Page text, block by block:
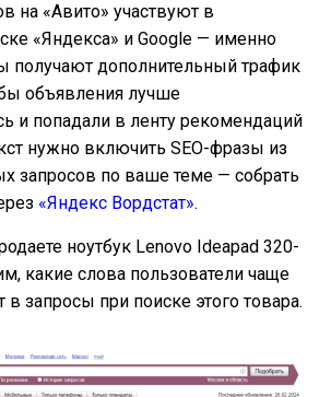
на «Авито» участвуют в
«Яндекса» и Google — именно
получают дополнительный трафик
объявления лучше
и попадали в ленту рекомендаций
нужно включить SEO-фразы из
запросов по ваше теме — собрать
«Яндекс Вордстат».
ноутбук Lenovo Ideapad 320-
какие слова пользователи чаще
запросы при поиске этого товара.